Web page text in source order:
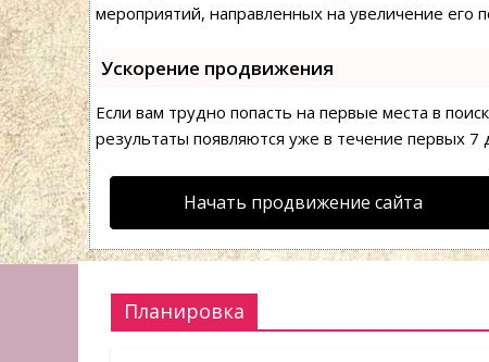
мероприятий, направленных на увеличение его
Ускорение продвижения
Если вам трудно попасть на первые места в
результаты появляются уже в течение первых 7
Начать продвижение сайта
Планировка